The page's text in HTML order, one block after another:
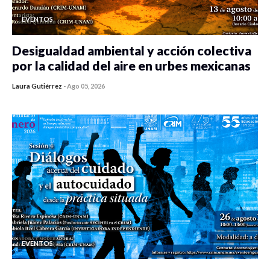
EVENTOS
Desigualdad ambiental y acción colectiva
por la calidad del aire en urbes mexicanas
Laura Gutiérrez -Ago 05, 2026
EVENTOS